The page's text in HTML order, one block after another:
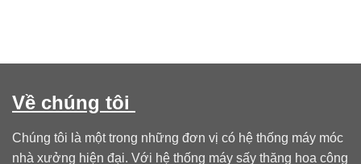
Về chúng tôi
Chúng tôi là một trong những đơn vị có hệ thống máy móc
nhà xưởng hiện đại. Với hệ thống máy sấy thăng hoa công